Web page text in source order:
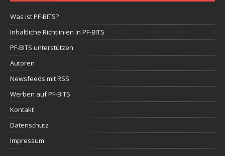
Was ist PF-BITS?
Inhaltliche Richtlinien in PF-BITS
PF-BITS unterstützen
Autoren
Newsfeeds mit RSS
Werben auf PF-BITS
Kontakt
Datenschutz
Impressum